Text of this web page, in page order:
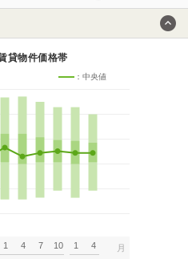
貸物件価格帯
：中央値
1 4 7 10 1 4 月